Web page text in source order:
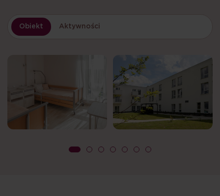
Obiekt Aktywności